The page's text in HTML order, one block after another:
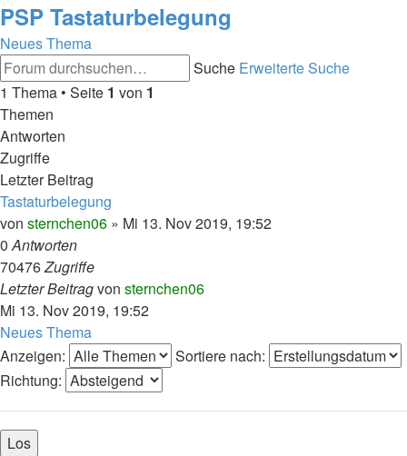
PSP Tastaturbelegung
Neues Thema
Suche Erweiterte Suche
1 Thema • Seite 1 von 1
Themen
Antworten
Zugriffe
Letzter Beitrag
Tastaturbelegung
von sternchen06 » Mi 13. Nov 2019, 19:52
0Antworten
70476Zugriffe
Letzter Beitragvon sternchen06
Mi 13. Nov 2019, 19:52
Neues Thema
Anzeigen:
Sortiere nach:
Richtung: